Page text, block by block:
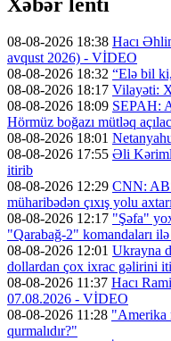
08-08-2026 18:38 Hacı
avqust 2026) - VİDEO
08-08-2026 18:32 “Elə bil
08-08-2026 18:17 Vilayəti:
08-08-2026 18:09 SEPAH:
Hörmüz boğazı mütləq
08-08-2026 18:01
08-08-2026 17:55 Əli
itirib
08-08-2026 12:29 CNN:
müharibədən çıxış yolu
08-08-2026 12:17 "Şəfa"
"Qarabağ-2" komandaları ilə
08-08-2026 12:01 Ukrayna
dollardan çox ixrac gəlirini
08-08-2026 11:37 Hacı
07.08.2026 - VİDEO
08-08-2026 11:28 "Amerika
qurmalıdır?"